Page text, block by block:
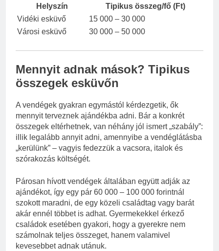
Helyszín
Tipikus összeg/fő (Ft)
Vidéki esküvő
15 000 – 30 000
Városi esküvő
30 000 – 50 000
Mennyit adnak mások? Tipikus
összegek esküvőn
A vendégek gyakran egymástól kérdezgetik, ők
mennyit terveznek ajándékba adni. Bár a konkrét
összegek eltérhetnek, van néhány jól ismert „szabály”:
illik legalább annyit adni, amennyibe a vendéglátásba
„kerülünk” – vagyis fedezzük a vacsora, italok és
szórakozás költségét.
Párosan hívott vendégek általában együtt adják az
ajándékot, így egy pár 60 000 – 100 000 forintnál
szokott maradni, de egy közeli családtag vagy barát
akár ennél többet is adhat. Gyermekekkel érkező
családok esetében gyakori, hogy a gyerekre nem
számolnak teljes összeget, hanem valamivel
kevesebbet adnak utánuk.